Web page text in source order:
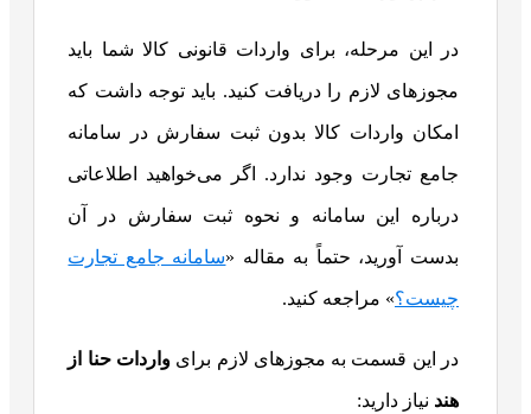
در این مرحله، برای واردات قانونی کالا شما باید
مجوزهای لازم را دریافت کنید. باید توجه داشت که
امکان واردات کالا بدون ثبت سفارش در سامانه
جامع تجارت وجود ندارد. اگر می‌خواهید اطلاعاتی
درباره این سامانه و نحوه ثبت سفارش در آن
بدست آورید، حتماً به مقاله «سامانه جامع تجارت
چیست؟» مراجعه کنید.
در این قسمت به مجوزهای لازم برای واردات حنا از
هند نیاز دارید: